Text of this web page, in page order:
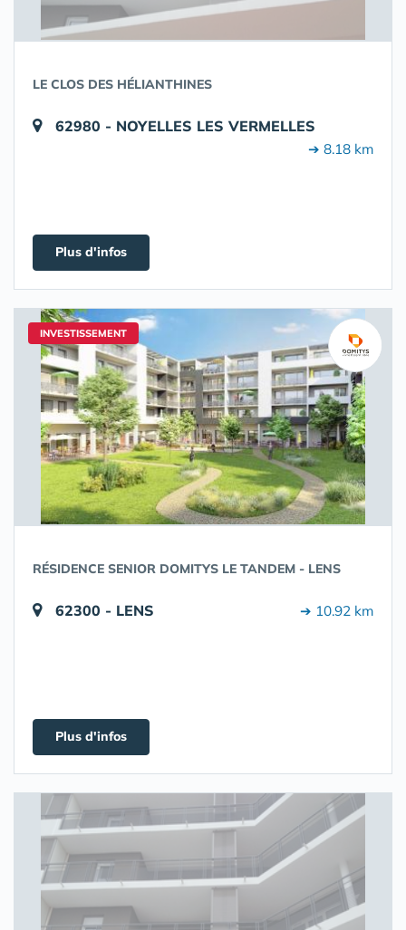
LE CLOS DES HÉLIANTHINES
62980 - NOYELLES LES VERMELLES
➔ 8.18 km
Plus d'infos
INVESTISSEMENT
RÉSIDENCE SENIOR DOMITYS LE TANDEM - LENS
62300 - LENS ➔ 10.92 km
Plus d'infos